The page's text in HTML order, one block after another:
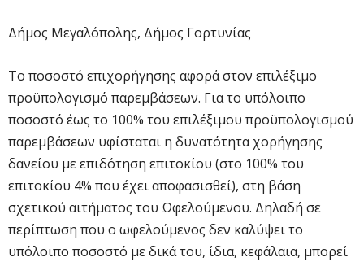
Δήμος Μεγαλόπολης, Δήμος Γορτυνίας
Το ποσοστό επιχορήγησης αφορά στον επιλέξιμο
προϋπολογισμό παρεμβάσεων. Για το υπόλοιπο
ποσοστό έως το 100% του επιλέξιμου προϋπολογισμού
παρεμβάσεων υφίσταται η δυνατότητα χορήγησης
δανείου με επιδότηση επιτοκίου (στο 100% του
επιτοκίου 4% που έχει αποφασισθεί), στη βάση
σχετικού αιτήματος του Ωφελούμενου. Δηλαδή σε
περίπτωση που ο ωφελούμενος δεν καλύψει το
υπόλοιπο ποσοστό με δικά του, ίδια, κεφάλαια, μπορεί